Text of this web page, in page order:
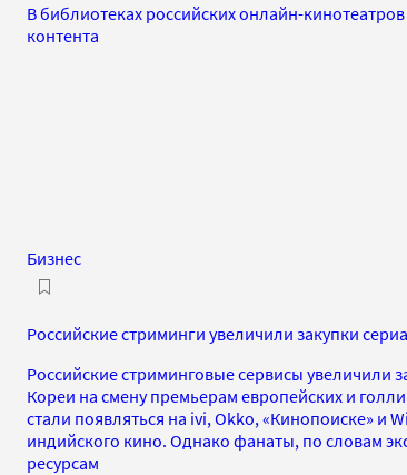
В библиотеках российских онлайн-
контента
Бизнес
Российские стриминги увеличили закупки
Российские стриминговые сервисы увеличили
Кореи на смену премьерам европейских и
стали появляться на ivi, Okko, «Кинопоиске» и
индийского кино. Однако фанаты, по словам
ресурсам